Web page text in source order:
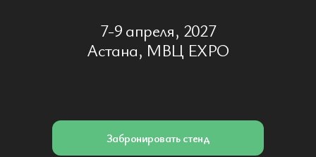
7-9 апреля, 2027
Астана, МВЦ EXPO
Забронировать стенд